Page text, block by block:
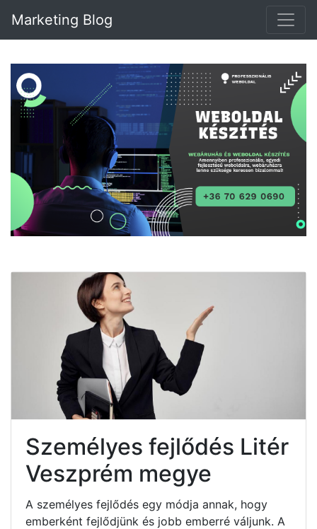
Marketing Blog
Személyes fejlődés Litér
Veszprém megye
A személyes fejlődés egy módja annak, hogy
emberként fejlődjünk és jobb emberré váljunk. A